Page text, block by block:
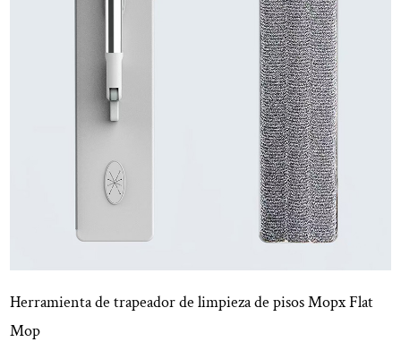
Herramienta de trapeador de limpieza de pisos Mopx Flat
Mop